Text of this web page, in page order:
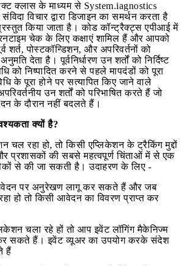
क्लास के माध्यम से System.iagnostics
विचार द्वारा डिजाइन का समर्थन करता है
किया जाता है। कोड कॉन्ट्रैक्ट्स एपीआई में
चेक के लिए कक्षाएं शामिल हैं और आपको
शर्त, पोस्टकॉन्डिशन, और अपरिवर्तनों को
देता है। पूर्वनिर्धारण उन शर्तों को निर्दिष्ट
को निष्पादित करने से पहले मापदंडों को पूरा
के पूरा होने पर सत्यापित किए जाने वाले
उन शर्तों को परिभाषित करते हैं जो
के दौरान नहीं बदलते हैं।
क्यों है?
चल रहा हो, तो किसी एप्लिकेशन के ट्रैकिंग मुद्दों
प्रशासकों की सबसे महत्वपूर्ण चिंताओं में से एक
से की जा सकती है। उदाहरण के लिए -
पर अनुरेखण लागू कर सकते हैं और जब
हो तो किसी आवेदन का विवरण प्राप्त कर
चला रहे हों तो आप इवेंट लॉगिंग मैकेनिज्म
सकते हैं। इवेंट व्यूअर का उपयोग करके संदेश
हैं